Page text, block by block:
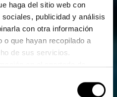
haga del sitio web con
publicidad y análisis
con otra información
o que hayan recopilado a
de sus servicios.